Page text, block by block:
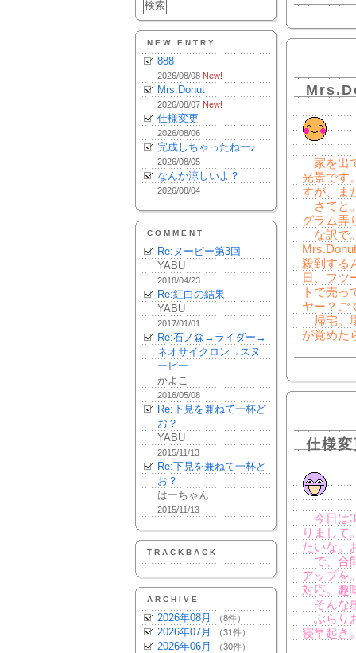
NEW ENTRY
888
2026/08/08 New!
Mrs.Donut
2026/08/07 New!
仕様変更
2026/08/06
完成しちゃったねー♪
2026/08/05
なんか涼しいよ？
2026/08/04
COMMENT
Re:ヌーピー第3回
YABU
2018/04/23
Re:紅白の結果
YABU
2017/01/01
Re:石ノ森→ライダー→
ネオサイクロン→スヌ
ーピー
かよこ
2016/05/08
Re:下見を兼ねて一杯ど
お？
YABU
2015/11/13
Re:下見を兼ねて一杯ど
お？
はーちゃん
2015/11/13
TRACKBACK
ARCHIVE
2026年08月 （8件）
2026年07月 （31件）
2026年06月 （30件）
家を出
光景です
すが、ま
さてと
グラム弄
な訳で
殺到する
日、フツ
トで売
ヤー？ご
帰宅。
が覚めた
仕様
今日は
りまして
たいな。
で、合
アップを
対応。趣
そんな
ぶらり
寝早起き